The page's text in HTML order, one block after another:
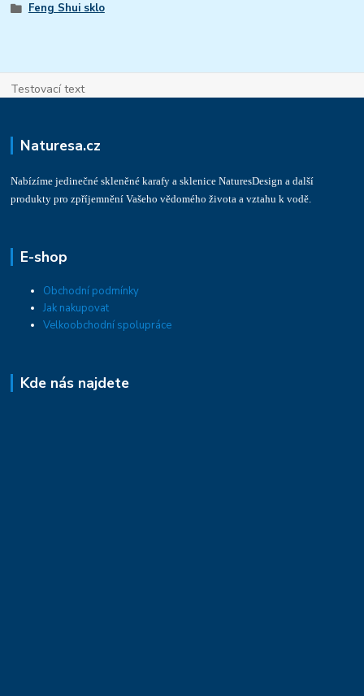
Feng Shui sklo
Testovací text
Naturesa.cz
Nabízíme jedinečné skleněné karafy a sklenice NaturesDesign a další
produkty pro zpříjemnění Vašeho vědomého života a vztahu k vodě.
E-shop
Obchodní podmínky
Jak nakupovat
Velkoobchodní spolupráce
Kde nás najdete